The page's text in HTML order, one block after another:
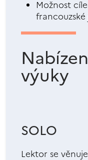
Možnost
francouzské
výuky
SOLO
Lektor se